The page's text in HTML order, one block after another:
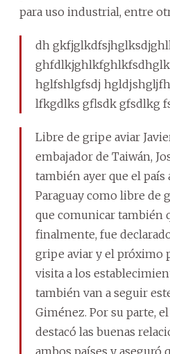
para uso industrial, entre
dh
hglfshlgfsdj
lfkgdlks gflsdk gfsdlkg
Libre de gripe aviar
embajador de Taiwán,
también ayer que el país
Paraguay como libre de
que comunicar también
finalmente, fue
gripe aviar y el próximo
visita a los
también van a seguir
Giménez. Por su parte,
destacó las buenas
ambos países y aseguró